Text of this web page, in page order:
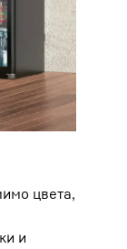
цвета,
и